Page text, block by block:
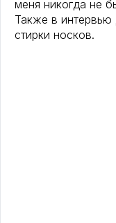
меня никогда не
Также в
стирки носков.